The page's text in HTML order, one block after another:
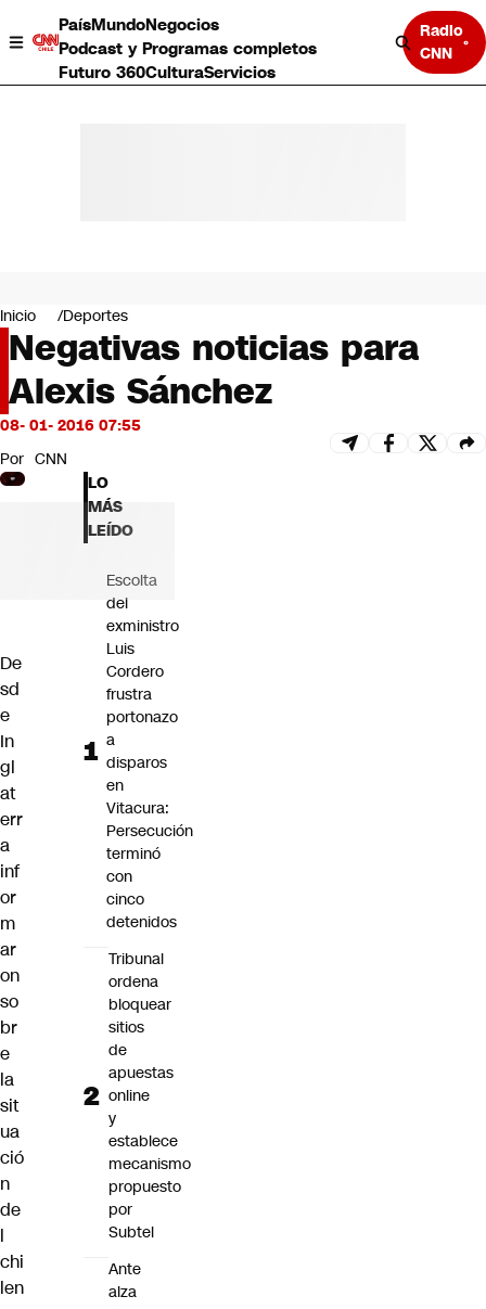
PaísMundoNegocios
Podcast y Programas completos
Futuro 360CulturaServicios
Radio
CNN
Negocios
Deportes
Programas completos
Cultura
Servicios
Bits
CNN Data
CNN tiempo
Futuro 360
Inicio Deportes
Negativas noticias para
Alexis Sánchez
08- 01- 2016 07:55
Por CNN
De
sd
e
In
gl
at
err
a
inf
or
m
ar
on
so
br
e
la
sit
ua
ció
n
de
l
chi
len
LO
MÁS
LEÍDO
Escolta
del
exministro
Luis
Cordero
frustra
portonazo
a
disparos
en
Vitacura:
Persecución
terminó
con
cinco
detenidos
Tribunal
ordena
bloquear
sitios
de
apuestas
online
y
establece
mecanismo
propuesto
por
Subtel
Ante
alza